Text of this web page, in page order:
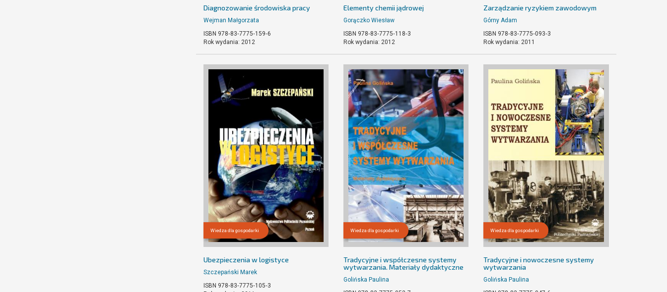
Diagnozowanie środowiska pracy
Wejman Małgorzata
ISBN 978‐83‐7775‐159‐6
Rok wydania: 2012
Elementy chemii jądrowej
Gorączko Wiesław
ISBN 978‐83‐7775‐118‐3
Rok wydania: 2012
Zarządzanie ryzykiem zawodowym
Górny Adam
ISBN 978‐83‐7775‐093‐3
Rok wydania: 2011
Wiedza dla gospodarki
Ubezpieczenia w logistyce
Szczepański Marek
ISBN 978‐83‐7775‐105‐3
Wiedza dla gospodarki
Tradycyjne i współczesne systemy
wytwarzania. Materiały dydaktyczne
Golińska Paulina
Wiedza dla gospodarki
Tradycyjne i nowoczesne systemy
wytwarzania
Golińska Paulina